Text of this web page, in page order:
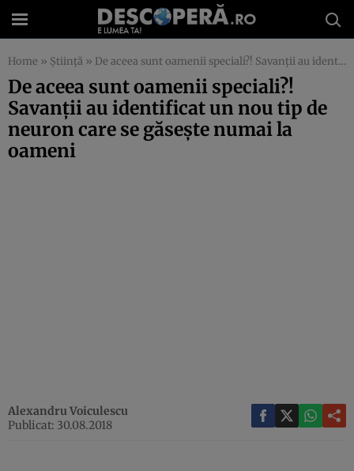
Home » Știință » De aceea sunt oamenii speciali?! Savanţii au identificat un nou tip de neuron care se găseşte numai la oameni
De aceea sunt oamenii speciali?!
Savanţii au identificat un nou tip de
neuron care se găseşte numai la
oameni
Alexandru Voiculescu
Publicat: 30.08.2018